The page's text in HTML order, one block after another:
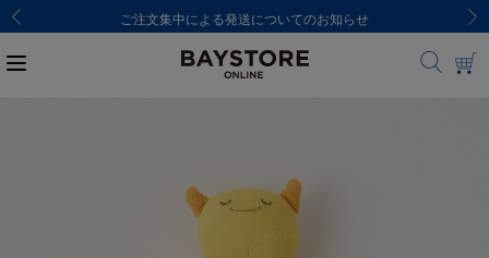
ご注文集中による発送についてのお知らせ